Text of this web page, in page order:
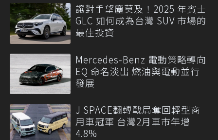
讓對手望塵莫及！2025 年賓士
GLC 如何成為台灣 SUV 市場的
最佳投資
Mercedes-Benz 電動策略轉向
EQ 命名淡出 燃油與電動並行
發展
J SPACE翻轉戰局奪回輕型商
用車冠軍 台灣2月車市年增
4.8%